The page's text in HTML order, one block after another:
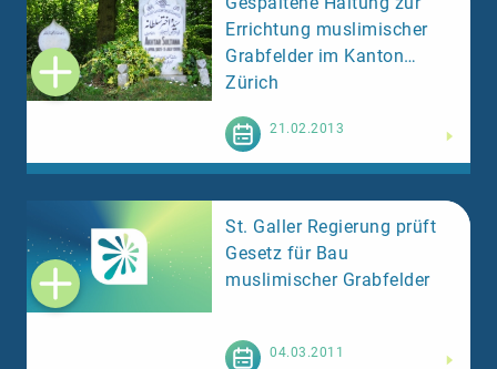
Errichtung muslimischer
Grabfelder im Kanton
Zürich
21.02.2013
St. Galler Regierung prüft
Gesetz für Bau
muslimischer Grabfelder
04.03.2011